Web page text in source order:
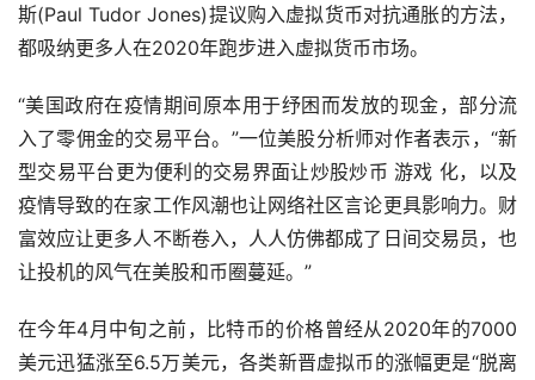
斯(Paul Tudor Jones)提议购入虚拟货币对抗通胀的方法，
都吸纳更多人在2020年跑步进入虚拟货币市场。
“美国政府在疫情期间原本用于纾困而发放的现金，部分流
入了零佣金的交易平台。”一位美股分析师对作者表示，“新
型交易平台更为便利的交易界面让炒股炒币游戏 化，以及
疫情导致的在家工作风潮也让网络社区言论更具影响力。财
富效应让更多人不断卷入，人人仿佛都成了日间交易员，也
让投机的风气在美股和币圈蔓延。”
在今年4月中旬之前，比特币的价格曾经从2020年的7000
美元迅猛涨至6.5万美元，各类新晋虚拟币的涨幅更是“脱离